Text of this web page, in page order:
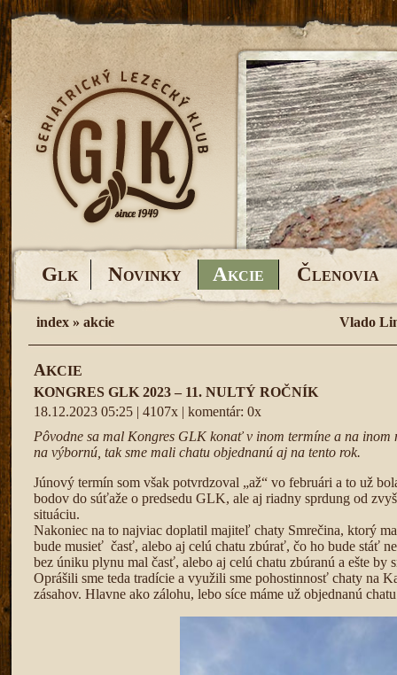
GLK NOVINKY AKCIE ČLENOVIA
index » akcie Vlado
AKCIE
KONGRES GLK 2023 – 11. NULTÝ ROČNÍK
18.12.2023 05:25 | 4107x | komentár: 0x
Pôvodne sa mal Kongres GLK konať v inom termíne a na
na výbornú, tak sme mali chatu objednanú aj na tento rok.
Júnový termín som však potvrdzoval „až“ vo februári a to už
bodov do súťaže o predsedu GLK, ale aj riadny sprdung od
situáciu.
Nakoniec na to najviac doplatil majiteľ chaty Smrečina, ktorý
bude musieť časť, alebo aj celú chatu zbúrať, čo ho bude stáť
bez úniku plynu mal časť, alebo aj celú chatu zbúranú a ešte by
Oprášili sme teda tradície a využili sme pohostinnosť chaty na
zásahov. Hlavne ako zálohu, lebo síce máme už objednanú